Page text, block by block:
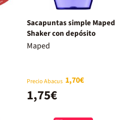
Sacapuntas simple Maped
Shaker con depósito
Maped
Precio Abacus 1,70€
1,75€